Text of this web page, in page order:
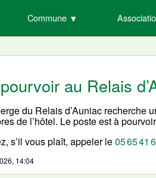
Commune
au Relais
du Relais d’Auniac recherche
de l’hôtel. Le poste est à
s’il vous plaît, appeler le05 65 41
14:04